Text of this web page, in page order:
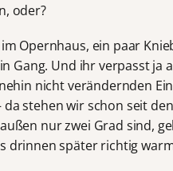
oder?
Opernhaus, ein paar
Gang. Und ihr verpasst ja
nicht verändernden
stehen wir schon seit
nur zwei Grad sind,
drinnen später richtig